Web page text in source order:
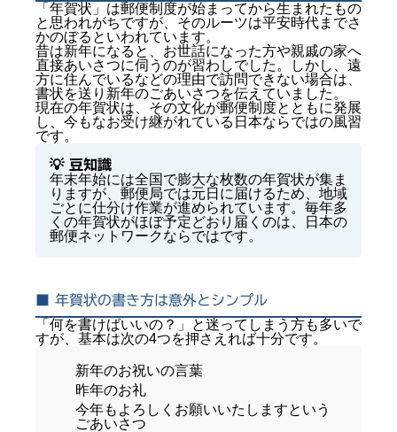
「年賀状」は郵便制度が始まってから生まれたもの
と思われがちですが、そのルーツは平安時代までさ
かのぼるといわれています。
昔は新年になると、お世話になった方や親戚の家へ
直接あいさつに伺うのが習わしでした。しかし、遠
方に住んでいるなどの理由で訪問できない場合は、
書状を送り新年のごあいさつを伝えていました。
現在の年賀状は、その文化が郵便制度とともに発展
し、今もなお受け継がれている日本ならではの風習
です。
💡 豆知識
年末年始には全国で膨大な枚数の年賀状が集ま
りますが、郵便局では元日に届けるため、地域
ごとに仕分け作業が進められています。毎年多
くの年賀状がほぼ予定どおり届くのは、日本の
郵便ネットワークならではです。
■ 年賀状の書き方は意外とシンプル
「何を書けばいいの？」と迷ってしまう方も多いで
すが、基本は次の4つを押さえれば十分です。
新年のお祝いの言葉
昨年のお礼
今年もよろしくお願いいたしますという
ごあいさつ